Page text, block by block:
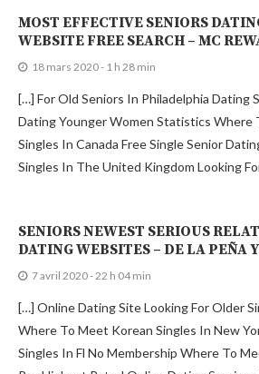
MOST EFFECTIVE SENIORS
WEBSITE FREE SEARCH – MC
18 mars 2020 - 1 h 28 min
[…] For Old Seniors In Philadelphia Dating
Dating Younger Women Statistics Where
Singles In Canada Free Single Senior
Singles In The United Kingdom Looking
SENIORS NEWEST SERIOUS
DATING WEBSITES – DE LA PEÑA
7 avril 2020 - 22 h 04 min
[…] Online Dating Site Looking For Older
Where To Meet Korean Singles In New
Singles In Fl No Membership Where To